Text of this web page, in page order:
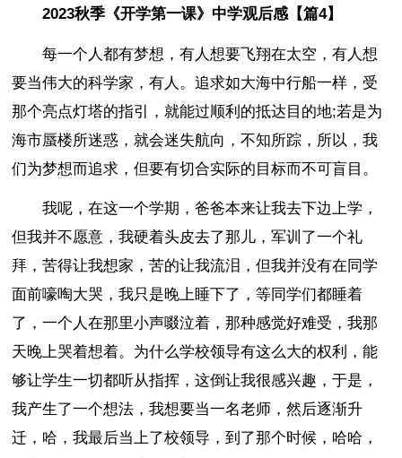
2023秋季《开学第一课》中学观后感【篇4】
每一个人都有梦想，有人想要飞翔在太空，有人想
要当伟大的科学家，有人。追求如大海中行船一样，受
那个亮点灯塔的指引，就能过顺利的抵达目的地;若是为
海市蜃楼所迷惑，就会迷失航向，不知所踪，所以，我
们为梦想而追求，但要有切合实际的目标而不可盲目。
我呢，在这一个学期，爸爸本来让我去下边上学，
但我并不愿意，我硬着头皮去了那儿，军训了一个礼
拜，苦得让我想家，苦的让我流泪，但我并没有在同学
面前嚎啕大哭，我只是晚上睡下了，等同学们都睡着
了，一个人在那里小声啜泣着，那种感觉好难受，我那
天晚上哭着想着。为什么学校领导有这么大的权利，能
够让学生一切都听从指挥，这倒让我很感兴趣，于是，
我产生了一个想法，我想要当一名老师，然后逐渐升
迁，哈，我最后当上了校领导，到了那个时候，哈哈，